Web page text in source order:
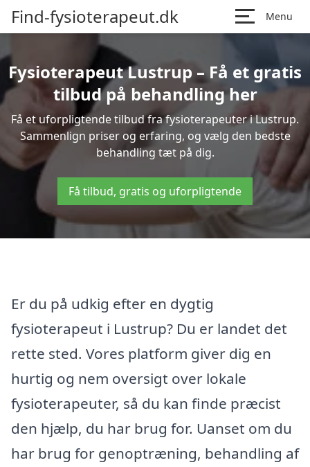
Find-fysioterapeut.dk Menu
Fysioterapeut Lustrup – Få et gratis
tilbud på behandling her
Få et uforpligtende tilbud fra fysioterapeuter i Lustrup.
Sammenlign priser og erfaring, og vælg den bedste
behandling tæt på dig.
Få tilbud, gratis og uforpligtende
Er du på udkig efter en dygtig
fysioterapeut i Lustrup? Du er landet det
rette sted. Vores platform giver dig en
hurtig og nem oversigt over lokale
fysioterapeuter, så du kan finde præcist
den hjælp, du har brug for. Uanset om du
har brug for genoptræning, behandling af